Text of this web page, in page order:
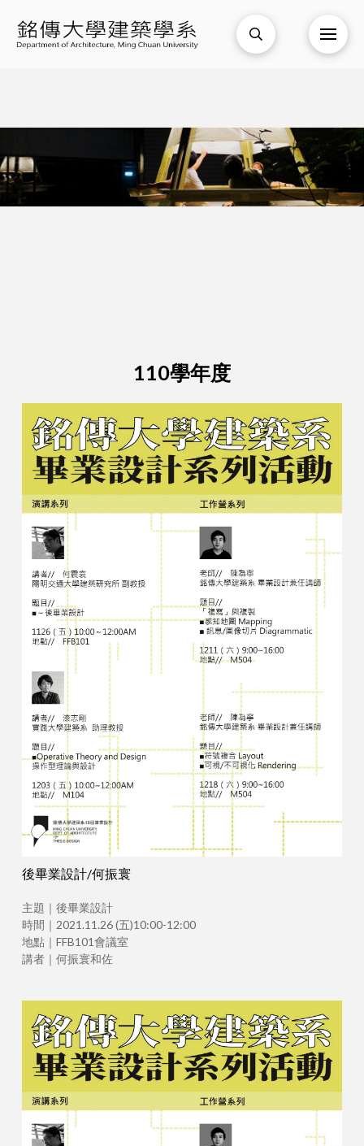
110學年度
後畢業設計/何振寰
主題｜後畢業設計
時間｜2021.11.26 (五)10:00-12:00
地點｜FFB101會議室
講者｜何振寰和佐